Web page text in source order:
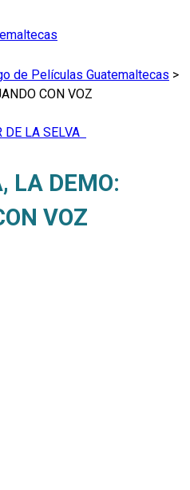
de Películas Guatemaltecas >
CON VOZ
DE LA SELVA
LA DEMO:
VOZ